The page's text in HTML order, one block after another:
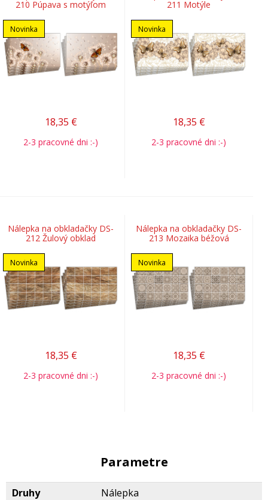
210 Púpava s motýľom
Novinka
18,35 €
2-3 pracovné dni :-)
211 Motýle
Novinka
18,35 €
2-3 pracovné dni :-)
Nálepka na obkladačky DS-
212 Žulový obklad
Novinka
18,35 €
2-3 pracovné dni :-)
Nálepka na obkladačky DS-
213 Mozaika béžová
Novinka
18,35 €
2-3 pracovné dni :-)
Parametre
Druhy Nálepka